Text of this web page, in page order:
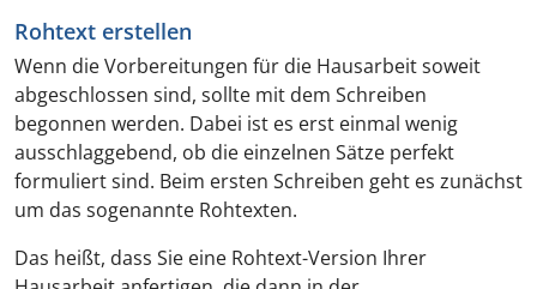
Rohtext erstellen
Wenn die Vorbereitungen für die Hausarbeit soweit
abgeschlossen sind, sollte mit dem Schreiben
begonnen werden. Dabei ist es erst einmal wenig
ausschlaggebend, ob die einzelnen Sätze perfekt
formuliert sind. Beim ersten Schreiben geht es zunächst
um das sogenannte Rohtexten.
Das heißt, dass Sie eine Rohtext-Version Ihrer